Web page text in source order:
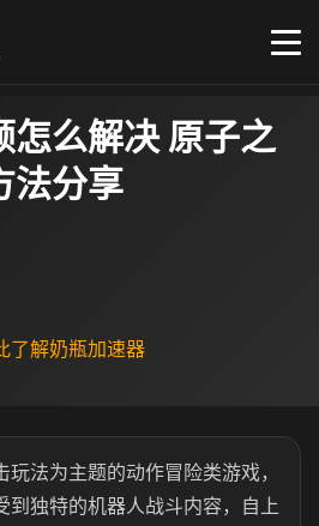
怎么解决 原子之
法分享
了解奶瓶加速器
法为主题的动作冒险类游戏，
到独特的机器人战斗内容，自上